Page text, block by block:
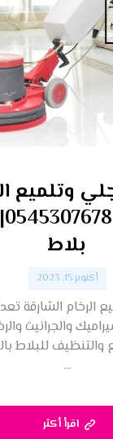
وتلميع
بلاط
أكتوبر 15, 2023
الرخام الشارقة
والجرانيت
والتنظيف للبلاط
...
اقرأ أكثر